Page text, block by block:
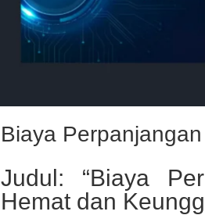
Biaya
Judul: “Biaya
Hemat dan